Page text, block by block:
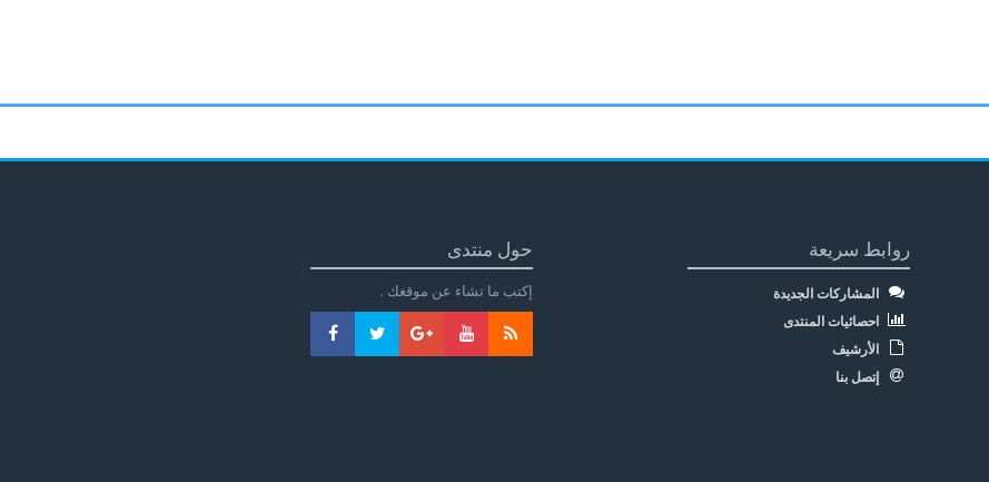
روابط سريعة
المشاركات الجديدة
احصائيات المنتدى
الأرشيف
إتصل بنا
حول منتدى
إكتب ما تشاء عن موقغك .